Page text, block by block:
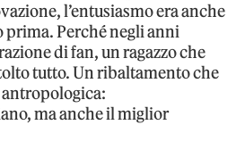
l’entusiasmo era anche
prima. Perché negli anni
di fan, un ragazzo che
tutto. Un ribaltamento che
ma anche il miglior